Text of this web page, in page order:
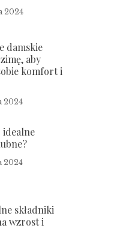
2024
damskie
aby
komfort i
2024
idealne
2024
składniki
wzrost i